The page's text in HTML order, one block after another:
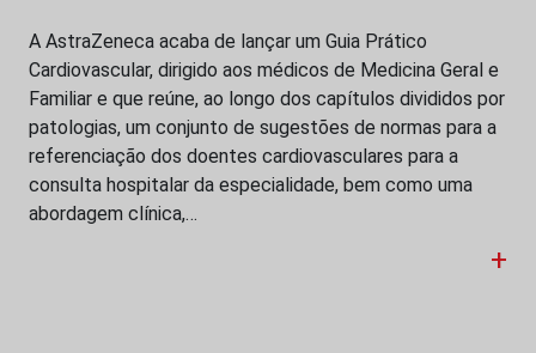
A AstraZeneca acaba de lançar um Guia Prático
Cardiovascular, dirigido aos médicos de Medicina Geral e
Familiar e que reúne, ao longo dos capítulos divididos por
patologias, um conjunto de sugestões de normas para a
referenciação dos doentes cardiovasculares para a
consulta hospitalar da especialidade, bem como uma
abordagem clínica,…
+